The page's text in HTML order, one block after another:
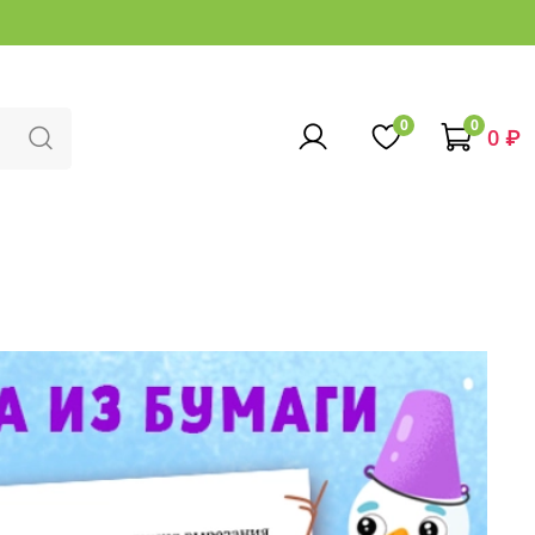
0 0 0 ₽